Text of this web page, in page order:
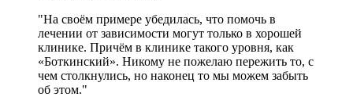
"На своём примере убедилась, что помочь в
лечении от зависимости могут только в хорошей
клинике. Причём в клинике такого уровня, как
«Боткинский». Никому не пожелаю пережить то, с
чем столкнулись, но наконец то мы можем забыть
об этом."